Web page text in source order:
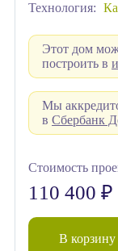
Технология:
Этот дом
построить в
Мы
в Сбербанк
Стоимость
110 400 ₽
В корзину